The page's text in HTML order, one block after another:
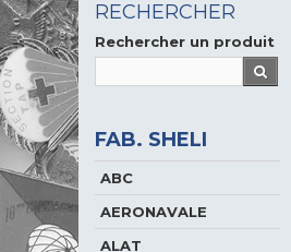
RECHERCHER
Rechercher un produit
FAB. SHELI
ABC
AERONAVALE
ALAT